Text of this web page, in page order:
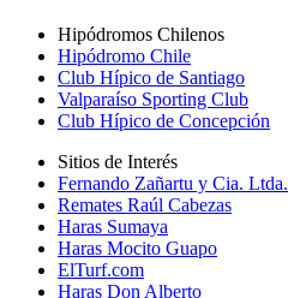
Hipódromos Chilenos
Hipódromo Chile
Club Hípico de Santiago
Valparaíso Sporting Club
Club Hípico de Concepción
Sitios de Interés
Fernando Zañartu y Cia. Ltda.
Remates Raúl Cabezas
Haras Sumaya
Haras Mocito Guapo
ElTurf.com
Haras Don Alberto